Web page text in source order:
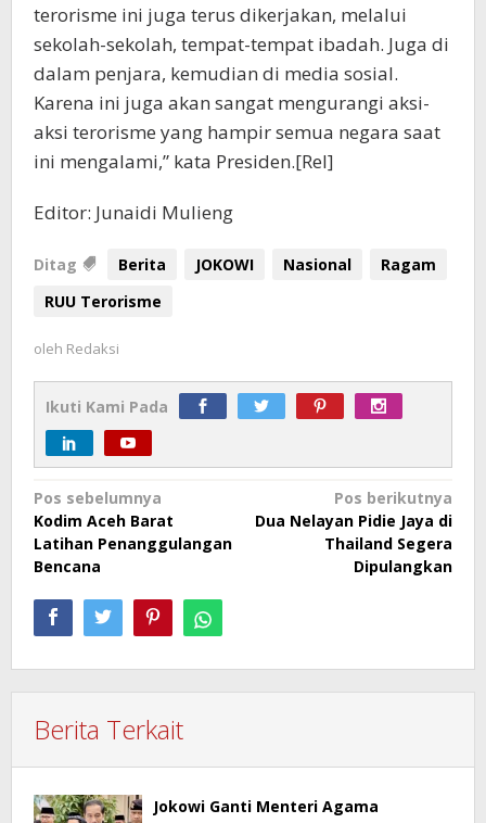
terorisme ini juga terus dikerjakan, melalui
sekolah-sekolah, tempat-tempat ibadah. Juga di
dalam penjara, kemudian di media sosial.
Karena ini juga akan sangat mengurangi aksi-
aksi terorisme yang hampir semua negara saat
ini mengalami,” kata Presiden.[Rel]
Editor: Junaidi Mulieng
Ditag Berita JOKOWI Nasional
Ragam
RUU Terorisme
oleh Redaksi
Ikuti Kami Pada
Navigasi
pos
Pos sebelumnya
Kodim Aceh Barat
Latihan Penanggulangan
Bencana
Pos berikutnya
Dua Nelayan Pidie Jaya di
Thailand Segera
Dipulangkan
Berita Terkait
Jokowi Ganti Menteri Agama